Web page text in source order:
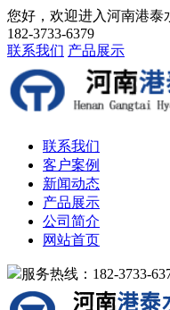
您好，欢迎进入河南港泰
182-3733-6379
联系我们 产品展示
联系我们
客户案例
新闻动态
产品展示
公司简介
网站首页
服务热线：182-3733-